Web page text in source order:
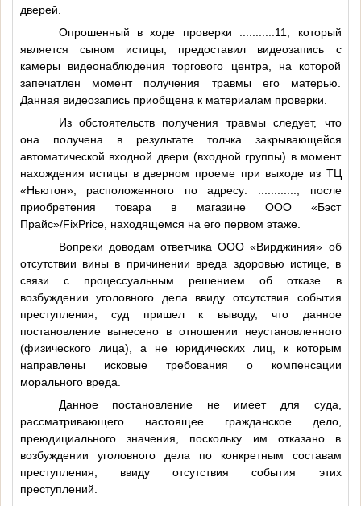
дверей.
Опрошенный в ходе проверки
...........11
, который
является сыном истицы, предоставил видеозапись с
камеры видеонаблюдения торгового центра, на которой
запечатлен момент получения травмы его матерью.
Данная видеозапись приобщена к материалам проверки.
Из обстоятельств получения травмы следует, что
она получена в результате толчка закрывающейся
автоматической входной двери (входной группы) в момент
нахождения истицы в дверном проеме при выходе из ТЦ
«Ньютон», расположенного по адресу:
, после
приобретения товара в магазине ООО «Бэст
Прайс»/FixPrice, находящемся на его первом этаже.
Вопреки доводам ответчика ООО «Вирджиния» об
отсутствии вины в причинении вреда здоровью истице, в
связи с процессуальным решением об отказе в
возбуждении уголовного дела ввиду отсутствия события
преступления, суд пришел к выводу, что данное
постановление вынесено в отношении неустановленного
(физического лица), а не юридических лиц, к которым
направлены исковые требования о компенсации
морального вреда.
Данное постановление не имеет для суда,
рассматривающего настоящее гражданское дело,
преюдициального значения, поскольку им отказано в
возбуждении уголовного дела по конкретным составам
преступления, ввиду отсутствия события этих
преступлений.